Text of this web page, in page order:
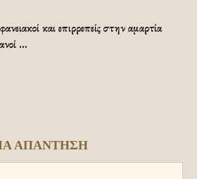
και επιρρεπείς στην αμαρτία
…
ΑΠΑΝΤΗΣΗ